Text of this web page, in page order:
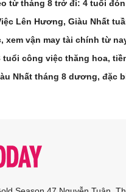
từ tháng 8 trở đi: 4 tuổi
Lên Hương, Giàu Nhất
xem vận may tài chính từ
tuổi công việc thăng hoa,
Nhất tháng 8 dương, đặc